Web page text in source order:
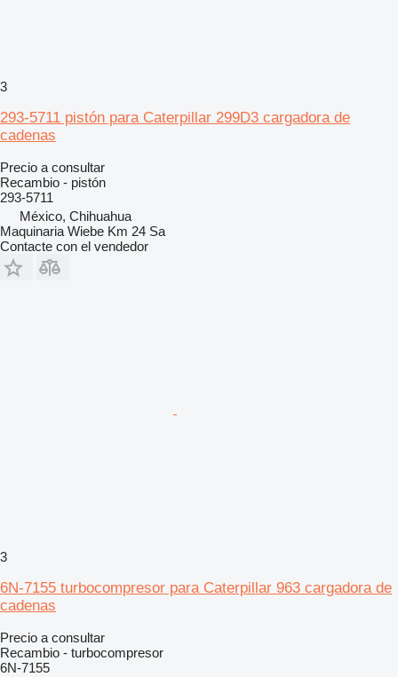
3
293-5711 pistón para Caterpillar 299D3 cargadora de
cadenas
Precio a consultar
Recambio - pistón
293-5711
México, Chihuahua
Maquinaria Wiebe Km 24 Sa
Contacte con el vendedor
3
6N-7155 turbocompresor para Caterpillar 963 cargadora de
cadenas
Precio a consultar
Recambio - turbocompresor
6N-7155